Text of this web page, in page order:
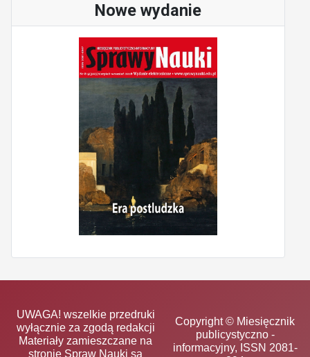
Nowe wydanie
UWAGA! wszelkie przedruki
wyłącznie za zgodą redakcji
Materiały zamieszczane na
stronie Spraw Nauki są
Copyright © Miesięcznik
publicystyczno -
informacyjny, ISSN 2081-